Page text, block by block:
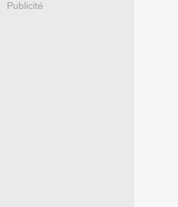
Publicité